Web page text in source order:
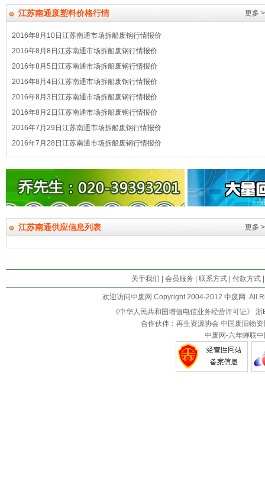
江苏南通废塑料价格行情 更多
2016年8月10日江苏南通市场拆船废钢行情报价
2016年8月8日江苏南通市场拆船废钢行情报价
2016年8月5日江苏南通市场拆船废钢行情报价
2016年8月4日江苏南通市场拆船废钢行情报价
2016年8月3日江苏南通市场拆船废钢行情报价
2016年8月2日江苏南通市场拆船废钢行情报价
2016年7月29日江苏南通市场拆船废钢行情报价
2016年7月28日江苏南通市场拆船废钢行情报价
江苏南通供应信息列表 更多
关于我们 会员服务 联系方式| 付款方式
欢迎访问中废网 Copyright 2004-2012 中废网 .All
《中华人民共和国增值电信业务经营许可证》 浙
合作伙伴：再生资源协会 中国废旧物
中废网-六年蝉联